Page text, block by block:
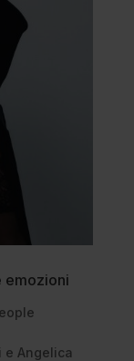
emozioni
e Angelica